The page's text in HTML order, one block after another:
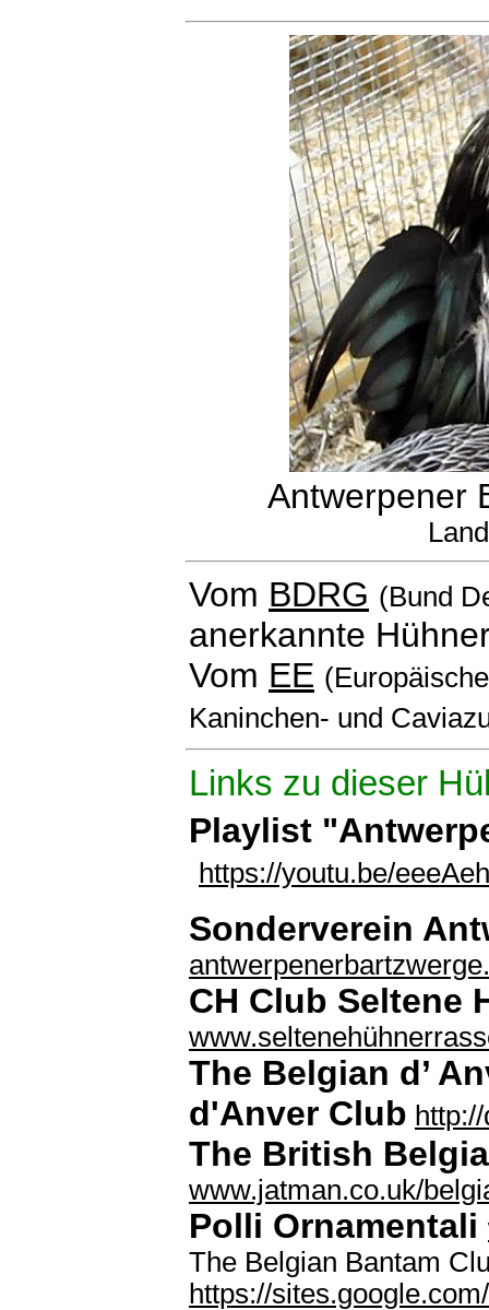
Antwerpener
Vom BDRG (Bund
anerkannte
Vom EE
Kaninchen- und
Links zu dieser
Playlist
https://youtu.be/
Sonderverein
CH Club Seltene
The Belgian d’
d'Anver Club
The British
www.jatman.co.uk/
Polli Ornamentali
The Belgian Bantam
https://